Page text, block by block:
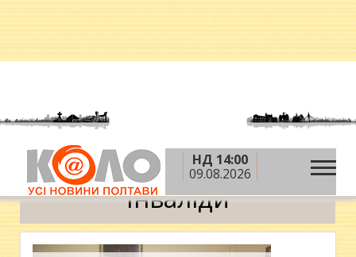
НД 14:00
09.08.2026
Головна » Інваліди
Інваліди